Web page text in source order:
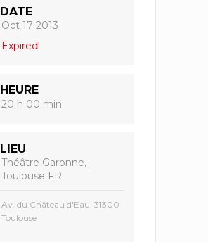
DATE
Oct 17 2013
Expired!
HEURE
20 h 00 min
LIEU
Théâtre Garonne,
Toulouse FR
Av. du Château d'Eau, 31300
Toulouse